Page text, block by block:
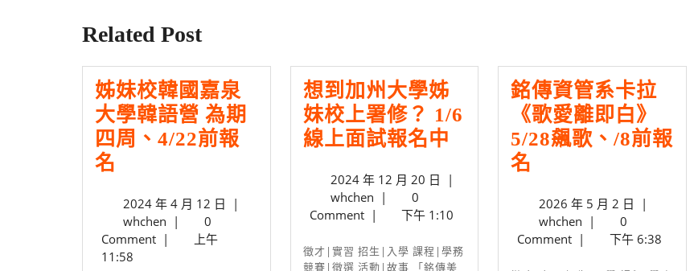
Related Post
姊妹校韓國嘉泉
大學韓語營 為期
四周、4/22前報
名
校
韓
國
2024 年 4 月 12 日 2024
|
whchenwhchen
|
0
Comment |
上午
11:58
想到加州大學姊
妹校上署修？ 1/6
線上面試報名中
加
州
學
2024 年 12 月 20 日 2024
12
20
日
|
whchen whchen
|
0
Comment | 下午 1:10
徵才|實習 招生|入學 課程|學務
競賽|徵選 活動|故事 「銘傳美
銘傳資管系卡拉
《歌愛離即白》
5/28飆歌、/8前報
名
資
管
2026 年 5 月 2 日 2026
5
|
whchen whchen
|
0
Comment | 下午 6:38